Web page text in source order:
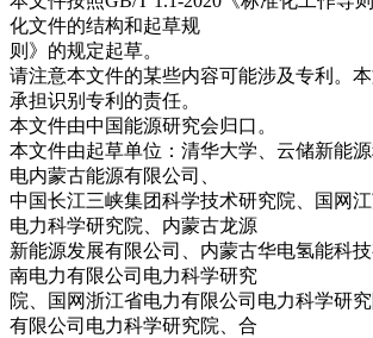
化文件的结构和起草规
则》的规定起草。
请注意本文件的某些内容可能涉及专利。
承担识别专利的责任。
本文件由中国能源研究会归口。
本文件由起草单位：清华大学、云储新能
电内蒙古能源有限公司、
中国长江三峡集团科学技术研究院、国网
电力科学研究院、内蒙古龙源
新能源发展有限公司、内蒙古华电氢能科
南电力有限公司电力科学研究
院、国网浙江省电力有限公司电力科学研
有限公司电力科学研究院、合